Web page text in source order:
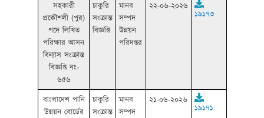
সহকারী
প্রকৌশলী (পুর)
পদে লিখিত
পরিক্ষার আসন
বিন্যাস সংক্রান্ত
বিজ্ঞপ্তি নং-
৬৫৬
চাকুরি
সংক্রান্ত
বিজ্ঞপ্তি
মানব
সম্পদ
উন্নয়ন
পরিদপ্তর
২২-০৬-২০২৬
১৯১৭৩
বাংলাদেশ পানি
উন্নয়ন বোর্ডের
চাকুরি
সংক্রান্ত
মানব
সম্পদ
২১-০৬-২০২৬
১৯১৭১